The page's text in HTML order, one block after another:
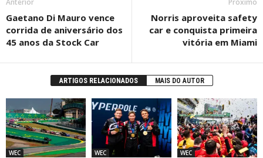
Gaetano Di Mauro vence
corrida de aniversário dos
45 anos da Stock Car
Norris aproveita safety
car e conquista primeira
vitória em Miami
ARTIGOS RELACIONADOS MAIS DO AUTOR
WEC WEC WEC